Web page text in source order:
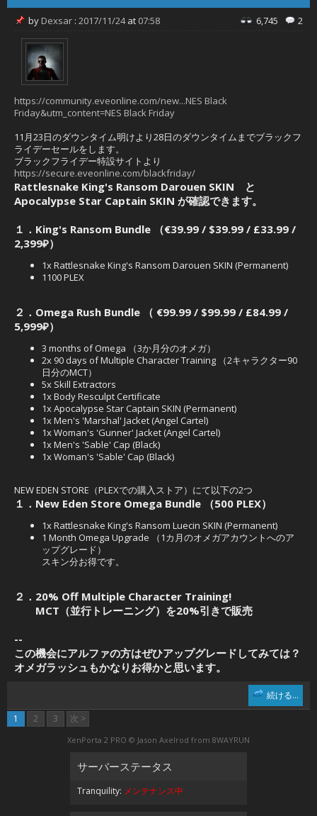
2
6,745
by Dexsar : 2017/11/24at 07:58
https://community.eveonline.com/new...NES Black
Friday&utm_content=NES Black Friday
11月23日のダウンタイム明けより28日のダウンタイムまでブラックフ
ライデーセールをします。
ブラックフライデー特設サイトより
https://secure.eveonline.com/blackfriday/
Rattlesnake King's Ransom Darouen SKIN と
Apocalypse Star Captain SKIN が確認できます。
１．King's Ransom Bundle
（€39.99 / $39.99 / £33.99 /
2,399₽）
1x Rattlesnake King's Ransom Darouen SKIN (Permanent)
1100 PLEX
２．Omega Rush Bundle （ €99.99 / $99.99 / £84.99 /
5,999₽）
3 months of Omega （3か月分のオメガ）
2x 90 days of Multiple Character Training （2キャラクター90
日分のMCT）
5x Skill Extractors
1x Body Resculpt Certificate
1x Apocalypse Star Captain SKIN (Permanent)
1x Men's 'Marshal' Jacket (Angel Cartel)
1x Woman's 'Gunner' Jacket (Angel Cartel)
1x Men's 'Sable' Cap (Black)
1x Woman's 'Sable' Cap (Black)
NEW EDEN STORE（PLEXでの購入ストア）にて以下の2つ
１．New Eden Store Omega Bundle （500 PLEX）
1x Rattlesnake King's Ransom Luecin SKIN (Permanent)
1 Month Omega Upgrade （1カ月のオメガアカウントへのア
ップグレード）
スキン分お得です。
２．20% Off Multiple Character Training!
MCT（並行トレーニング）を20%引きで販売
--
この機会にアルファの方はぜひアップグレードしてみては？
オメガラッシュもかなりお得かと思います。
続ける...
1
2 3 次 >
XenPorta 2 PRO © Jason Axelrod from 8WAYRUN
サーバーステータス
Tranquility: メンテナンス中